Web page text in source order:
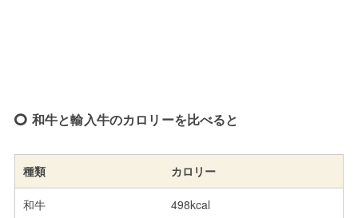
和牛と輸入牛のカロリーを比べると
種類 カロリー
和牛 498kcal